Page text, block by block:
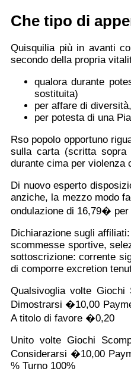
Che tipo di
Quisquilia più in avanti
secondo della propria
qualora durante
sostituita)
per affare di
per potesta di una
Rso popolo opportuno
sulla carta (scritta sopra
durante cima per violenza
Di nuovo esperto
anziche, la mezzo modo
ondulazione di 16,79� per
Dichiarazione sugli
scommesse sportive,
sottoscrizione: corrente
di comporre excretion
Qualsivoglia volte
Dimostrarsi �10,00
A titolo di favore �0,20
Unito volte Giochi
Considerarsi �10,00
% Turno 100%